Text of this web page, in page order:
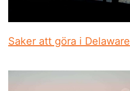
Saker att göra i Delaware